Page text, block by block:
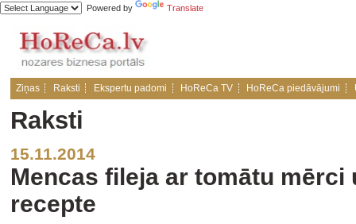
Powered by Translate
Ziņas Raksti Ekspertu padomi HoReCa TV HoReCa piedāvājumi
Raksti
15.11.2014
Mencas fileja ar tomātu mērci
recepte